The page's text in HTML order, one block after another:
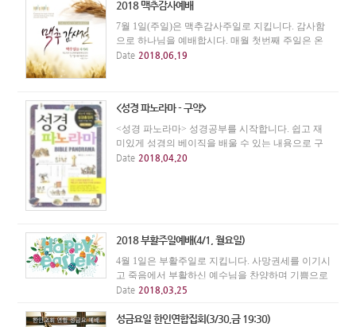
2018 맥추감사예배
7월 1일(주일)은 맥추감사주일로 지킵니다. 감사함
으로 하나님을 예배합시다. 매월 첫번째 주일은 온
가족예배로 드립니다. 주일 2부예배가 없으니 모든
Date 2018.06.19
<성경 파노라마 - 구약>
<성경 파노라마> 성경공부를 시작합니다. 쉽고 재
미있게 성경의 베이직을 배울 수 있는 내용으로 구
성되어 있는 성경공부로, 성경지식이 부족한 초신자
Date 2018.04.20
2018 부활주일예배(4/1, 월요일)
4월 1일은 부활주일로 지킵니다. 사망권세를 이기시
고 죽음에서 부활하신 예수님을 찬양하며 기쁨으로
예배합시다. 오전 11시에 온가족예배로 드리며, 성
다.)
Date 2018.03.25
성금요일 한인연합집회(3/30,금 19:30)